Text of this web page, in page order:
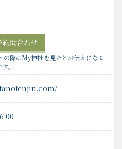
約問合わせ
際はMy神社を見たとお伝えになる
。